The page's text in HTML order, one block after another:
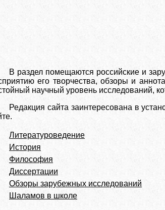
В раздел помещаются российские и
его творчества, обзоры и
научный уровень исследований,
Редакция сайта заинтересована в
Литературоведение
История
Философия
Диссертации
Обзоры зарубежных исследований
Шаламов в школе